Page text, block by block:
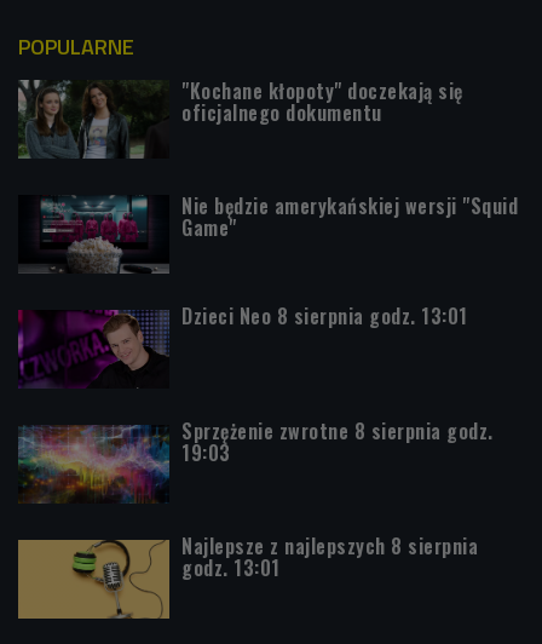
POPULARNE
"Kochane kłopoty" doczekają się
oficjalnego dokumentu
Nie będzie amerykańskiej wersji "Squid
Game"
Dzieci Neo 8 sierpnia godz. 13:01
Sprzężenie zwrotne 8 sierpnia godz.
19:03
Najlepsze z najlepszych 8 sierpnia
godz. 13:01